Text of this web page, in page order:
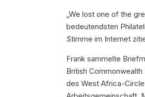
„We lost one of the
bedeutendsten
Stimme im Internet
Frank sammelte
British
des West Africa-